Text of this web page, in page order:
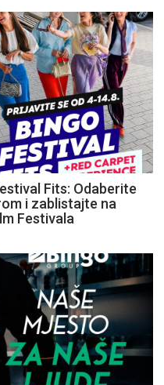
Fits: Odaberite
i zablistajte na
Festivala